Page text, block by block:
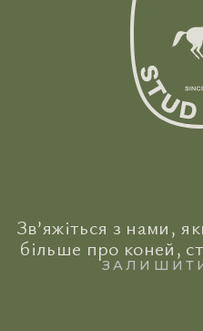
Зв’яжіться з нами,
більше про коней,